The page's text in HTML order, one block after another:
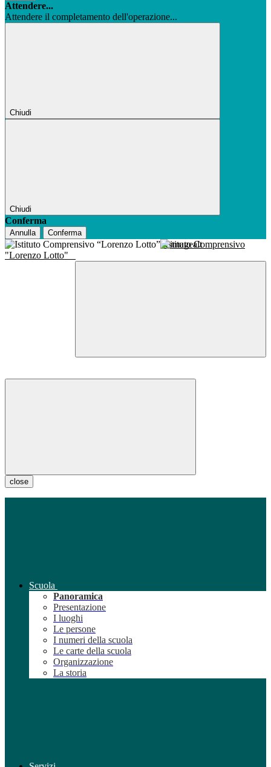
Attendere...
Attendere il completamento dell'operazione...
Chiudi
Chiudi
Conferma
Annulla Conferma
Istituto Comprensivo
"Lorenzo Lotto"
close
Scuola
Panoramica
Presentazione
I luoghi
Le persone
I numeri della scuola
Le carte della scuola
Organizzazione
La storia